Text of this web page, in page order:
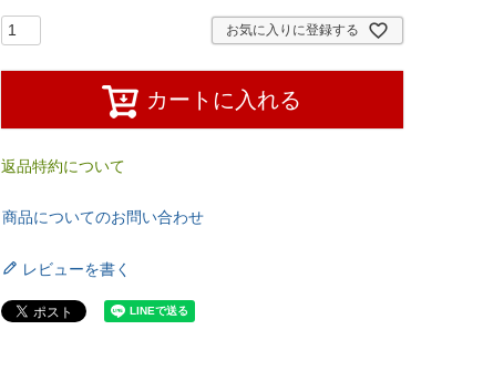
お気に入りに登録する
カートに入れる
返品特約について
商品についてのお問い合わせ
レビューを書く